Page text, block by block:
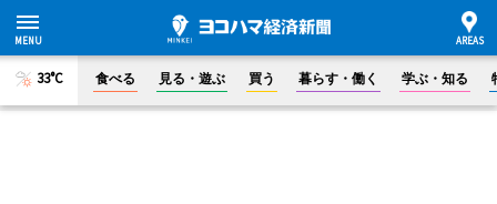
33°C 食べる 見る・遊ぶ 買う 暮らす・働く 学ぶ・知る